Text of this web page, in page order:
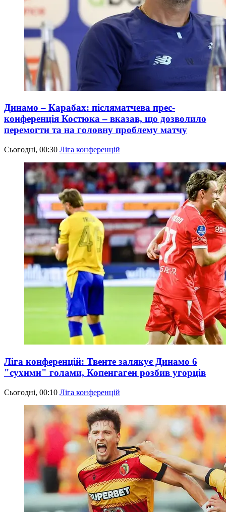
Динамо – Карабах: післяматчева прес-
конференція Костюка – вказав, що дозволило
перемогти та на головну проблему матчу
Сьогодні, 00:30 Ліга конференцій
Ліга конференцій: Твенте залякує Динамо 6
"сухими" голами, Копенгаген розбив угорців
Сьогодні, 00:10 Ліга конференцій